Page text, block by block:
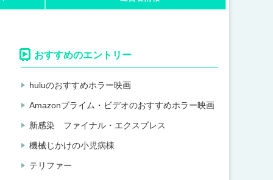
おすすめのエントリー
huluのおすすめホラー映画
Amazonプライム・ビデオのおすすめホラー映画
新感染 ファイナル・エクスプレス
機械じかけの小児病棟
テリファー